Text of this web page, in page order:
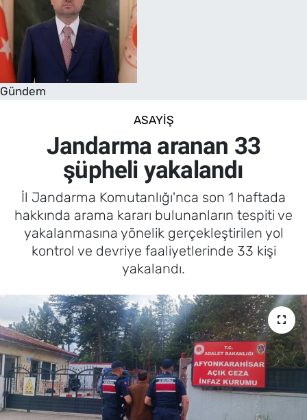
Gündem
ASAYIŞ
Jandarma aranan 33
şüpheli yakalandı
İl Jandarma Komutanlığı'nca son 1 haftada
hakkında arama kararı bulunanların tespiti ve
yakalanmasına yönelik gerçekleştirilen yol
kontrol ve devriye faaliyetlerinde 33 kişi
yakalandı.